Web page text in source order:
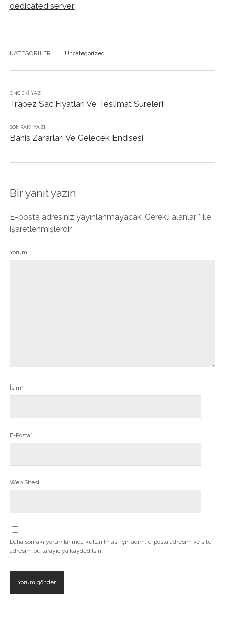
dedicated server
KATEGORILER: Uncategorized
ÖNCEKI YAZI
Trapez Sac Fiyatlari Ve Teslimat Sureleri
SONRAKI YAZI
Bahis Zararlari Ve Gelecek Endisesi
Bir yanıt yazın
E-posta adresiniz yayınlanmayacak. Gerekli alanlar * ile
işaretlenmişlerdir
Yorum
İsim*
E-Posta*
Web Sitesi
Daha sonraki yorumlarımda kullanılması için adım, e-posta adresim ve site
adresim bu tarayıcıya kaydedilsin.